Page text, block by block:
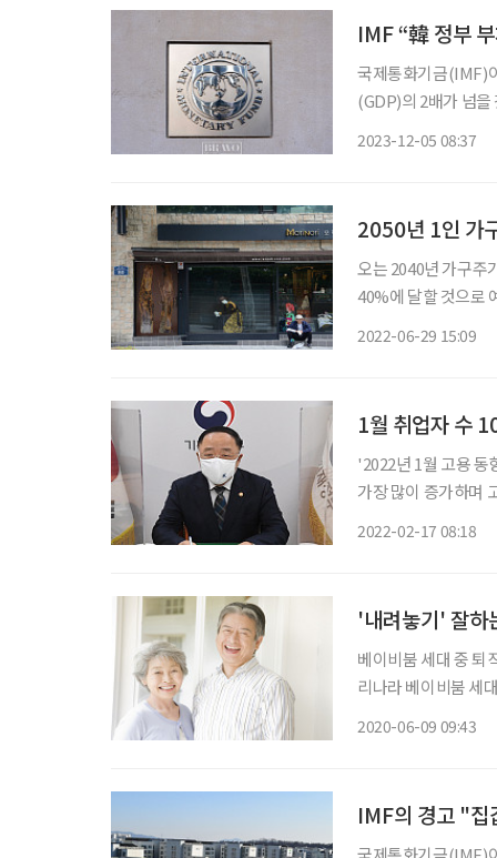
IMF “韓 정부
국제통화기금(IMF)
(GDP)의 2배가 넘을
2023-12-05 08:37
2050년 1인 가
오는 2040년 가구주
40%에 달할 것으로 예상된다. 통계청이 발표한 ‘장래가구추
2022-06-29 15:09
1월 취업자 수
'2022년 1월 고용 동
가장 많이 증가하며
2022-02-17 08:18
'내려놓기' 잘하
베이비붐 세대 중 퇴
리나라 베이비붐 세
2020-06-09 09:43
IMF의 경고 "집